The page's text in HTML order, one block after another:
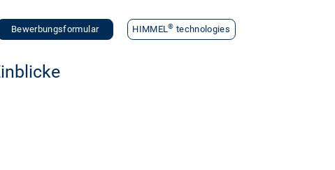
Bewerbungsformular HIMMEL® technologies